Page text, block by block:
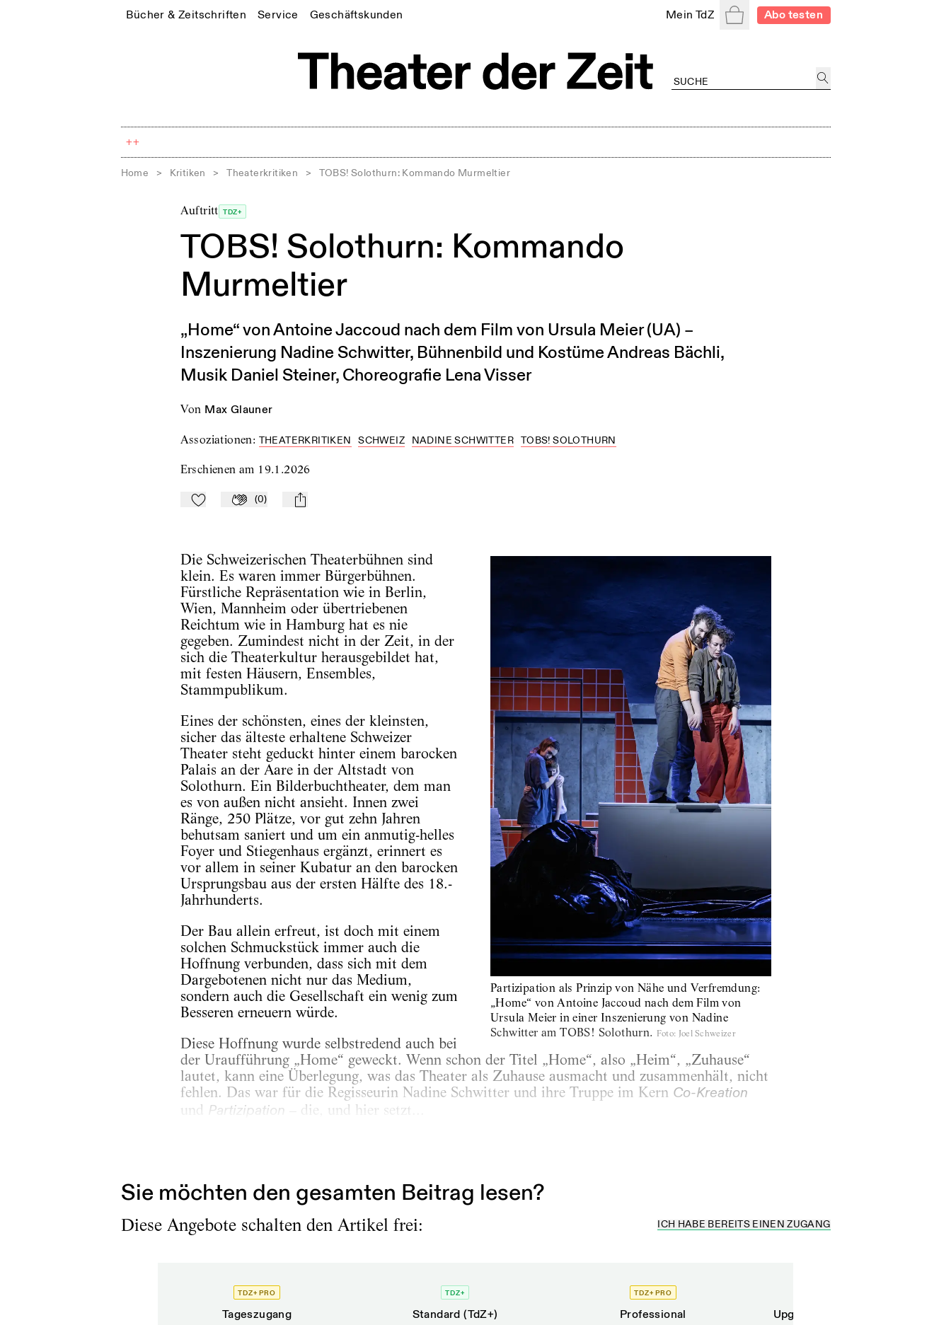
Bücher & Zeitschriften Service Geschäftskunden Mein TdZ WarenkorbAbo testen
++
Home > Kritiken > Theaterkritiken > TOBS! Solothurn: Kommando Murmeltier
Auftritt TDZ+
TOBS! Solothurn: Kommando
Murmeltier
„Home“ von Antoine Jaccoud nach dem Film von Ursula Meier (UA) –
Inszenierung Nadine Schwitter, Bühnenbild und Kostüme Andreas Bächli,
Musik Daniel Steiner, Choreografie Lena Visser
von Max Glauner
Assoziationen: THEATERKRITIKEN SCHWEIZ NADINE SCHWITTER TOBS! SOLOTHURN
Erschienen am 19.1.2026
Zu Mein-TdZ hinzufügen
Applaudieren
(0) mail
Partizipation als Prinzip von Nähe und Verfremdung:
„Home“ von Antoine Jaccoud nach dem Film von
Ursula Meier in einer Inszenierung von Nadine
Schwitter am TOBS! Solothurn. Foto: Joel Schweizer
Die Schweizerischen Theaterbühnen sind
klein. Es waren immer Bürgerbühnen.
Fürstliche Repräsentation wie in Berlin,
Wien, Mannheim oder übertriebenen
Reichtum wie in Hamburg hat es nie
gegeben. Zumindest nicht in der Zeit, in der
sich die Theaterkultur herausgebildet hat,
mit festen Häusern, Ensembles,
Stammpublikum.
Eines der schönsten, eines der kleinsten,
sicher das älteste erhaltene Schweizer
Theater steht geduckt hinter einem barocken
Palais an der Aare in der Altstadt von
Solothurn. Ein Bilderbuchtheater, dem man
es von außen nicht ansieht. Innen zwei
Ränge, 250 Plätze, vor gut zehn Jahren
behutsam saniert und um ein anmutig-helles
Foyer und Stiegenhaus ergänzt, erinnert es
vor allem in seiner Kubatur an den barocken
Ursprungsbau aus der ersten Hälfte des 18.-
Jahrhunderts.
Der Bau allein erfreut, ist doch mit einem
solchen Schmuckstück immer auch die
Hoffnung verbunden, dass sich mit dem
Dargebotenen nicht nur das Medium,
sondern auch die Gesellschaft ein wenig zum
Besseren erneuern würde.
Diese Hoffnung wurde selbstredend auch bei
der Uraufführung „Home“ geweckt. Wenn schon der Titel „Home“, also „Heim“, „Zuhause“
lautet, kann eine Überlegung, was das Theater als Zuhause ausmacht und zusammenhält, nicht
fehlen. Das war für die Regisseurin Nadine Schwitter und ihre Truppe im Kern Co-Kreation
und Partizipation – die, und hier setzt...
Sie möchten den gesamten Beitrag lesen?
Diese Angebote schalten den Artikel frei: ICH HABE BEREITS EINEN ZUGANG
TDZ+ PRO
Tageszugang
TDZ+
Standard (TdZ+)
TDZ+ PRO
Professional Upgrade für Printabonnenten